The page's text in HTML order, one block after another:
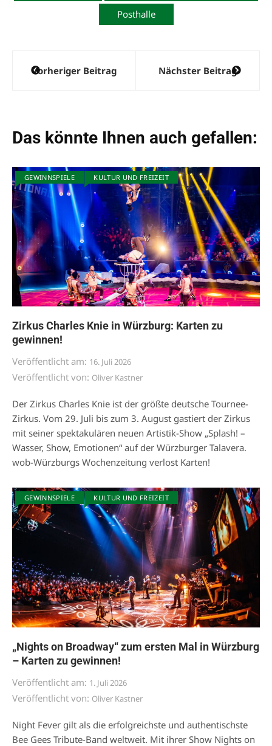
Posthalle
Beitragsnavigation
Vorheriger Beitrag Nächster Beitrag
Das könnte Ihnen auch gefallen:
GEWINNSPIELE KULTUR UND FREIZEIT
Zirkus Charles Knie in Würzburg: Karten zu
gewinnen!
Veröffentlicht am: 16. Juli 2026
Veröffentlicht von: Oliver Kastner
Der Zirkus Charles Knie ist der größte deutsche Tournee-
Zirkus. Vom 29. Juli bis zum 3. August gastiert der Zirkus
mit seiner spektakulären neuen Artistik-Show „Splash! –
Wasser, Show, Emotionen“ auf der Würzburger Talavera.
wob-Würzburgs Wochenzeitung verlost Karten!
GEWINNSPIELE KULTUR UND FREIZEIT
„Nights on Broadway“ zum ersten Mal in Würzburg
– Karten zu gewinnen!
Veröffentlicht am: 1. Juli 2026
Veröffentlicht von: Oliver Kastner
Night Fever gilt als die erfolgreichste und authentischste
Bee Gees Tribute-Band weltweit. Mit ihrer Show Nights on